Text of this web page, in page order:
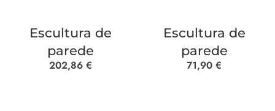
Escultura de
parede
202,86€
Escultura de
parede
71,90€